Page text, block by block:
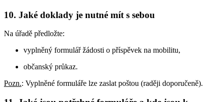
10. Jaké doklady je nutné mít s sebou
Na úřadě předložte:
vyplněný formulář žádosti o příspěvek na mobilitu,
občanský průkaz.
Pozn.: Vyplněné formuláře lze zaslat poštou (raději doporučeně).